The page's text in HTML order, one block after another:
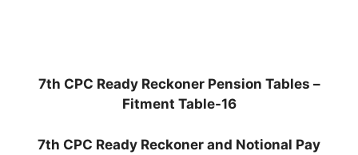
7th CPC Ready Reckoner Pension Tables –
Fitment Table-16
7th CPC Ready Reckoner and Notional Pay